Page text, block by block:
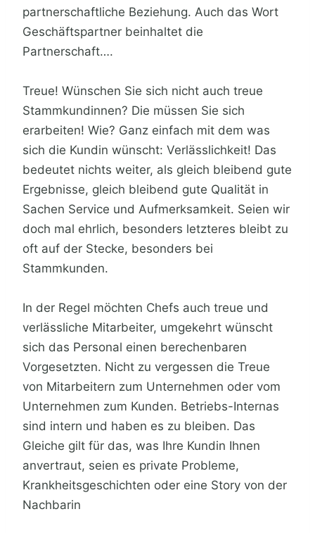
partnerschaftliche Beziehung. Auch das Wort
Geschäftspartner beinhaltet die
Partnerschaft….
Treue! Wünschen Sie sich nicht auch treue
Stammkundinnen? Die müssen Sie sich
erarbeiten! Wie? Ganz einfach mit dem was
sich die Kundin wünscht: Verlässlichkeit! Das
bedeutet nichts weiter, als gleich bleibend gute
Ergebnisse, gleich bleibend gute Qualität in
Sachen Service und Aufmerksamkeit. Seien wir
doch mal ehrlich, besonders letzteres bleibt zu
oft auf der Stecke, besonders bei
Stammkunden.
In der Regel möchten Chefs auch treue und
verlässliche Mitarbeiter, umgekehrt wünscht
sich das Personal einen berechenbaren
Vorgesetzten. Nicht zu vergessen die Treue
von Mitarbeitern zum Unternehmen oder vom
Unternehmen zum Kunden. Betriebs-Internas
sind intern und haben es zu bleiben. Das
Gleiche gilt für das, was Ihre Kundin Ihnen
anvertraut, seien es private Probleme,
Krankheitsgeschichten oder eine Story von der
Nachbarin